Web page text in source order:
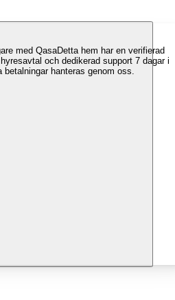
med QasaDetta hem har en verifierad
och dedikerad support 7 dagar i
betalningar hanteras genom oss.